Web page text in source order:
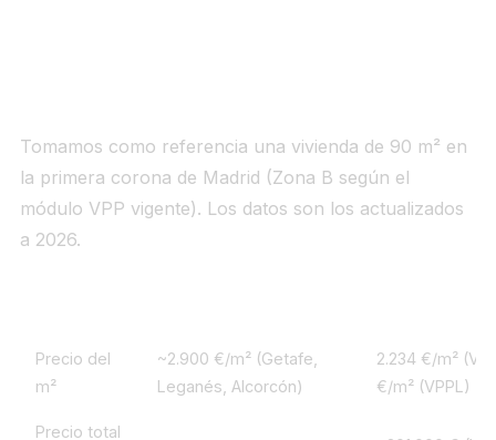
Tomamos como referencia una vivienda de 90 m² en
la primera corona de Madrid (Zona B según el
módulo VPP vigente). Los datos son los actualizados
a 2026.
Precio del
m²
~2.900 €/m² (Getafe,
Leganés, Alcorcón)
2.234 €/m²
€/m² (VPPL)
Precio total